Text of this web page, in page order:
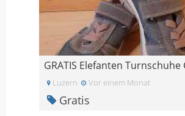
GRATIS Elefanten Turnschuhe
Luzern Vor einem Monat
Gratis